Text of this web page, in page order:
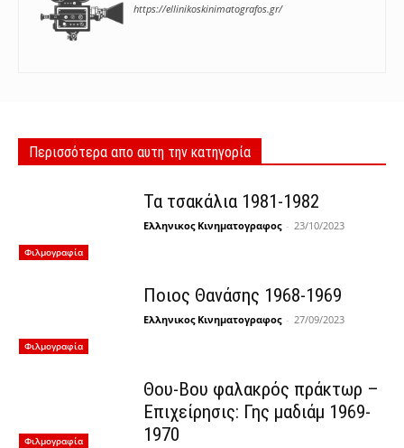
https://ellinikoskinimatografos.gr/
Περισσότερα απο αυτη την κατηγορία
Φιλμογραφία
Τα τσακάλια 1981-1982
Ελληνικος Κινηματογραφος - 23/10/2023
Φιλμογραφία
Ποιος Θανάσης 1968-1969
Ελληνικος Κινηματογραφος - 27/09/2023
Φιλμογραφία
Θου-Βου φαλακρός πράκτωρ –
Επιχείρησις: Γης μαδιάμ 1969-
1970